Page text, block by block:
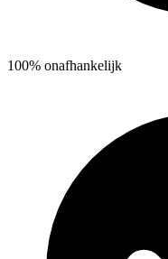
100% onafhankelijk